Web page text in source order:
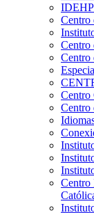
Centro
Centro
Centro
Centro
Centro
Centro